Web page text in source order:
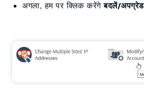
अगला, हम पर क्लिक करेंगेबदलें/